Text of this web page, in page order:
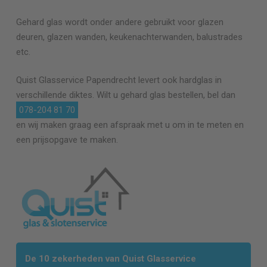
Gehard glas wordt onder andere gebruikt voor glazen
deuren, glazen wanden, keukenachterwanden, balustrades
etc.
Quist Glasservice Papendrechtlevert ook hardglas in
verschillende diktes. Wilt u gehard glas bestellen, bel dan
078-204 81 70
en wij maken graag een afspraak met u om in te meten en
een prijsopgave te maken.
De 10 zekerheden van Quist Glasservice